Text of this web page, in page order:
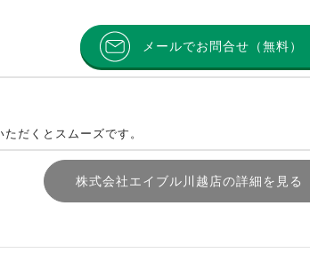
メールでお問合せ（無料）
だくとスムーズです。
株式会社エイブル川越店の詳細を見る